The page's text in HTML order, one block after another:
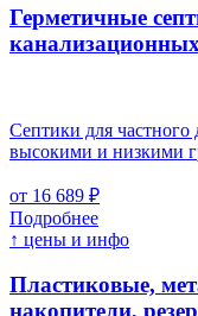
Герметичные
Септики для частного
высокими и низкими
от 16 689 ₽
Подробнее
↑ цены и инфо
Пластиковые,